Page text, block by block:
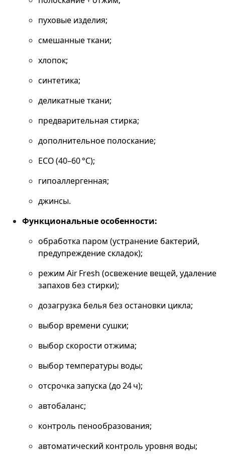
пуховые изделия;
смешанные ткани;
хлопок;
синтетика;
деликатные ткани;
предварительная стирка;
дополнительное полоскание;
ECO (40–60 °C);
гипоаллергенная;
джинсы.
Функциональные особенности:
обработка паром (устранение бактерий,
предупреждение складок);
режим Air Fresh (освежение вещей, удаление
запахов без стирки);
дозагрузка белья без остановки цикла;
выбор времени сушки;
выбор скорости отжима;
выбор температуры воды;
отсрочка запуска (до 24 ч);
автобаланс;
контроль пенообразования;
автоматический контроль уровня воды;